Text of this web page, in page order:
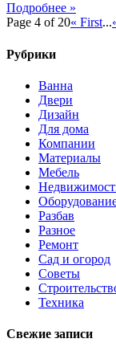
Подробнее »
Page 4 of 20« First...
Рубрики
Ванна
Двери
Дизайн
Для дома
Компании
Материалы
Мебель
Разбав
Разное
Ремонт
Сад и огород
Советы
Техника
Свежие записи